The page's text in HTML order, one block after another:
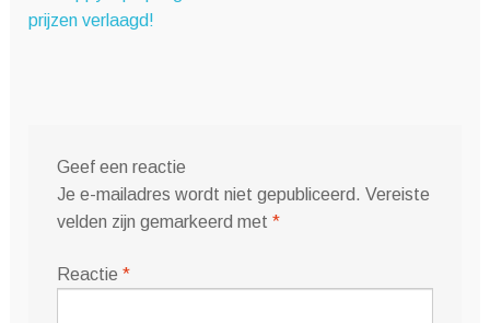
navigatie
bericht:
prijzen verlaagd!
Geef een reactie
Je e-mailadres wordt niet gepubliceerd. Vereiste
velden zijn gemarkeerd met *
Reactie *